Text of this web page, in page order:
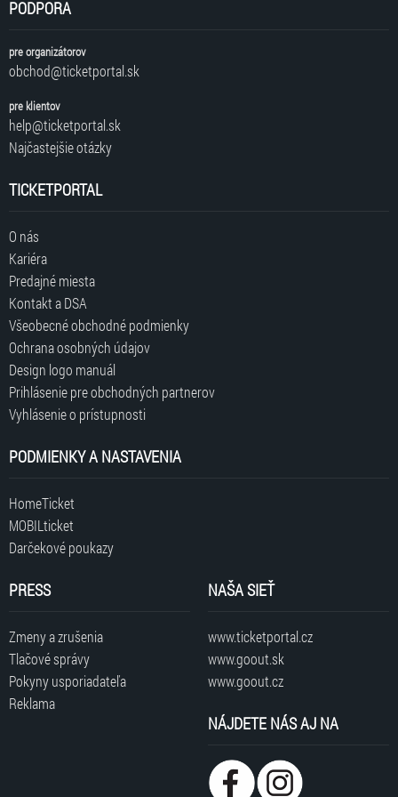
PODPORA
pre organizátorov
obchod@ticketportal.sk
pre klientov
help@ticketportal.sk
Najčastejšie otázky
TICKETPORTAL
O nás
Kariéra
Predajné miesta
Kontakt a DSA
Všeobecné obchodné podmienky
Ochrana osobných údajov
Design logo manuál
Prihlásenie pre obchodných partnerov
Vyhlásenie o prístupnosti
PODMIENKY A NASTAVENIA
HomeTicket
MOBILticket
Darčekové poukazy
PRESS
Zmeny a zrušenia
Tlačové správy
Pokyny usporiadateľa
Reklama
NAŠA SIEŤ
www.ticketportal.cz
www.goout.sk
www.goout.cz
NÁJDETE NÁS AJ NA